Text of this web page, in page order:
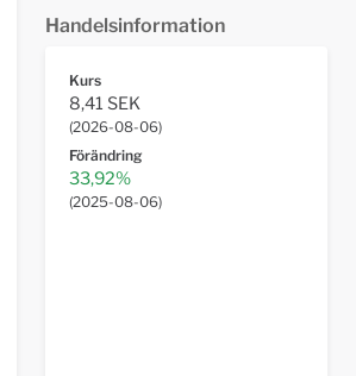
Handelsinformation
Kurs
8,41 SEK
(2026-08-06)
Förändring
33,92%
(2025-08-06)